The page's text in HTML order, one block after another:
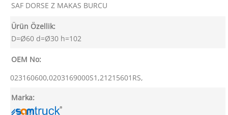
SAF DORSE Z MAKAS BURCU
Ürün Özellik:
D=Ø60 d=Ø30 h=102
OEM No:
023160600,0203169000S1,21215601RS,
Marka: